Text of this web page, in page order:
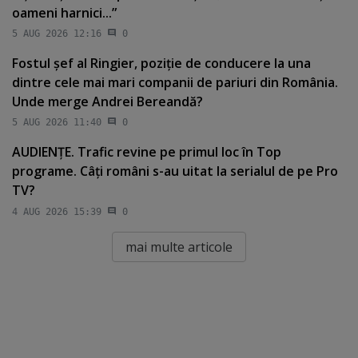
oameni harnici...”
5 AUG 2026 12:16 0
Fostul şef al Ringier, poziţie de conducere la una
dintre cele mai mari companii de pariuri din România.
Unde merge Andrei Bereandă?
5 AUG 2026 11:40 0
AUDIENŢE. Trafic revine pe primul loc în Top
programe. Câţi români s-au uitat la serialul de pe Pro
TV?
4 AUG 2026 15:39 0
mai multe articole